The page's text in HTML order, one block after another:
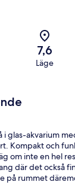
7,6
Läge
i glas-akvarium
Kompakt och
om inte en hel
där det också
på rummet